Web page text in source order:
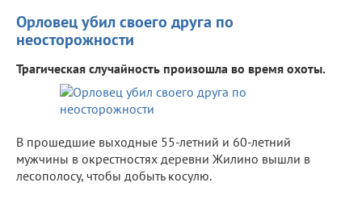
Орловец убил своего друга по
неосторожности
Трагическая случайность произошла во время охоты.
В прошедшие выходные 55-летний и 60-летний
мужчины в окрестностях деревни Жилино вышли в
лесополосу, чтобы добыть косулю.